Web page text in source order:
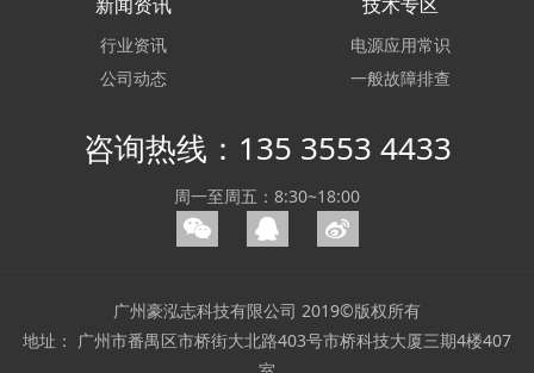
新闻资讯
行业资讯
公司动态
技术专区
电源应用常识
一般故障排查
咨询热线：135 3553 4433
周一至周五：8:30~18:00
广州豪泓志科技有限公司 2019©版权所有
地址： 广州市番禺区市桥街大北路403号市桥科技大厦三期4楼407